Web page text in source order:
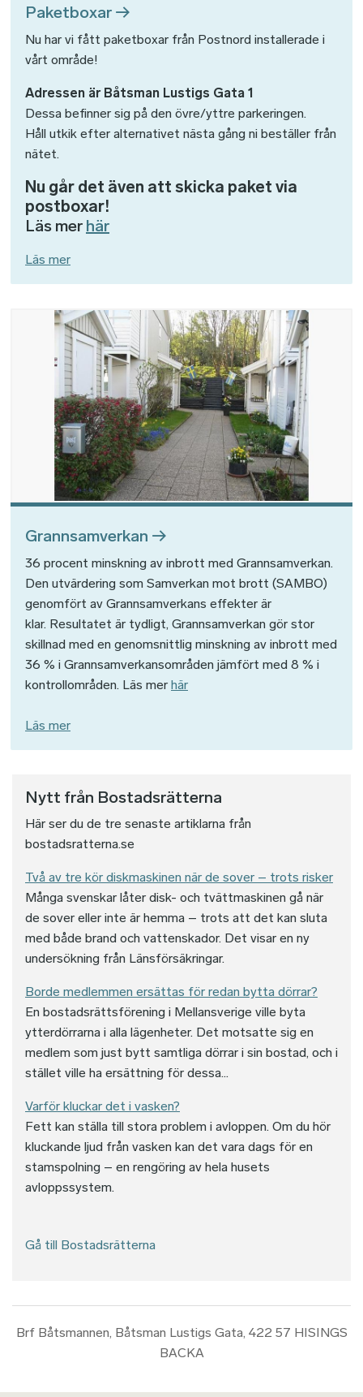
Paketboxar
Nu har vi fått paketboxar från Postnord installerade i
vårt område!
Adressen är Båtsman Lustigs Gata 1
Dessa befinner sig på den övre/yttre parkeringen.
Håll utkik efter alternativet nästa gång ni beställer från
nätet.
Nu går det även att skicka paket via
postboxar!
Läs mer här
Läs mer
Grannsamverkan
36 procent minskning av inbrott med Grannsamverkan.
Den utvärdering som Samverkan mot brott (SAMBO)
genomfört av Grannsamverkans effekter är
klar. Resultatet är tydligt, Grannsamverkan gör stor
skillnad med en genomsnittlig minskning av inbrott med
36 % i Grannsamverkansområden jämfört med 8 % i
kontrollområden. Läs mer här
Läs mer
Nytt från Bostadsrätterna
Här ser du de tre senaste artiklarna från
bostadsratterna.se
Två av tre kör diskmaskinen när de sover – trots risker
Många svenskar låter disk- och tvättmaskinen gå när
de sover eller inte är hemma – trots att det kan sluta
med både brand och vattenskador. Det visar en ny
undersökning från Länsförsäkringar.
Borde medlemmen ersättas för redan bytta dörrar?
En bostadsrättsförening i Mellansverige ville byta
ytterdörrarna i alla lägenheter. Det motsatte sig en
medlem som just bytt samtliga dörrar i sin bostad, och i
stället ville ha ersättning för dessa...
Varför kluckar det i vasken?
Fett kan ställa till stora problem i avloppen. Om du hör
kluckande ljud från vasken kan det vara dags för en
stamspolning – en rengöring av hela husets
avloppssystem.
Gå till Bostadsrätterna
Brf Båtsmannen, Båtsman Lustigs Gata, 422 57 HISINGS
BACKA